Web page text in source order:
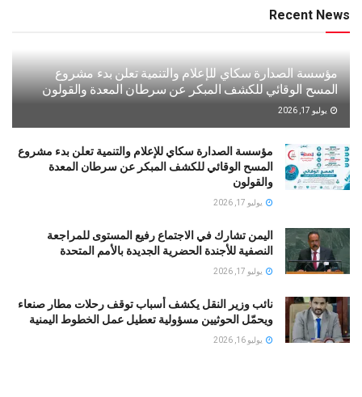
Recent News
مؤسسة الصدارة سكاي للإعلام والتنمية تعلن بدء مشروع
المسح الوقائي للكشف المبكر عن سرطان المعدة والقولون
يوليو 17, 2026
مؤسسة الصدارة سكاي للإعلام والتنمية تعلن بدء مشروع
المسح الوقائي للكشف المبكر عن سرطان المعدة
والقولون
يوليو 17, 2026
اليمن تشارك في الاجتماع رفيع المستوى للمراجعة
النصفية للأجندة الحضرية الجديدة بالأمم المتحدة
يوليو 17, 2026
نائب وزير النقل يكشف أسباب توقف رحلات مطار صنعاء
ويحمّل الحوثيين مسؤولية تعطيل عمل الخطوط اليمنية
يوليو 16, 2026